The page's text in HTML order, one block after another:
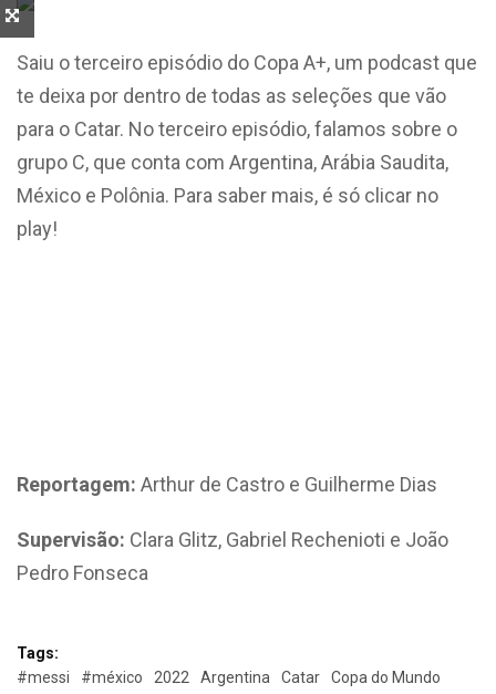
Saiu o terceiro episódio do Copa A+, um podcast que
te deixa por dentro de todas as seleções que vão
para o Catar. No terceiro episódio, falamos sobre o
grupo C, que conta com Argentina, Arábia Saudita,
México e Polônia. Para saber mais, é só clicar no
play!
Reportagem: Arthur de Castro e Guilherme Dias
Supervisão: Clara Glitz, Gabriel Rechenioti e João
Pedro Fonseca
Tags:
#messi
#méxico 2022 Argentina Catar
Copa do Mundo